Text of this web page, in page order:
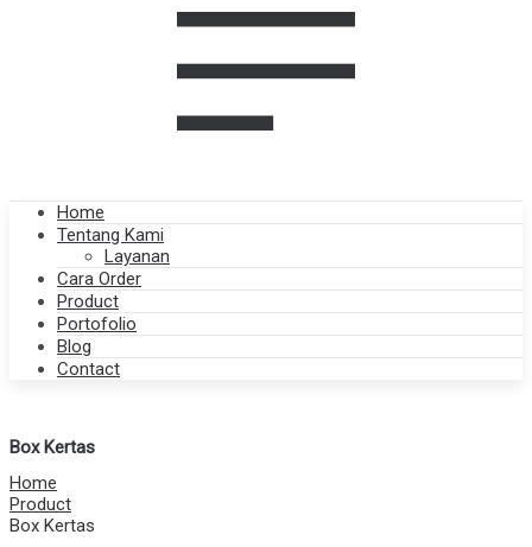
Home
Tentang Kami
Layanan
Cara Order
Product
Portofolio
Blog
Contact
Box Kertas
Home
Product
Box Kertas